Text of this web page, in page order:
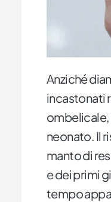
Anziché
incastonati
ombelicale,
neonato. Il
manto di
e dei primi
tempo